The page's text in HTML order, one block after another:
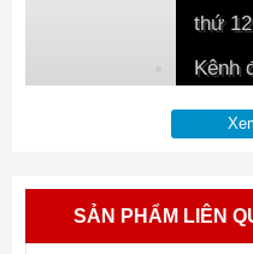
thứ 12
Kênh
đệm
6 + 2
SẢN PHẨM LIÊN